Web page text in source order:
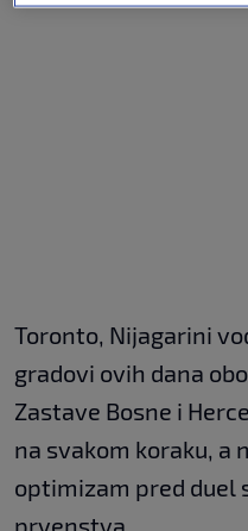
Toronto, Nijagarini
gradovi ovih dana
Zastave Bosne i
na svakom koraku, a
optimizam pred duel